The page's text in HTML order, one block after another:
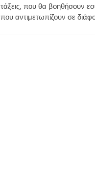
τάξεις, που θα βοηθήσουν
που αντιμετωπίζουν σε